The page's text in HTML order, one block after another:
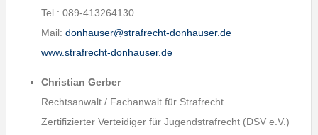
Tel.: 089-413264130
Mail: donhauser@strafrecht-donhauser.de
www.strafrecht-donhauser.de
Christian Gerber
Rechtsanwalt / Fachanwalt für Strafrecht
Zertifizierter Verteidiger für Jugendstrafrecht (DSV e.V.)